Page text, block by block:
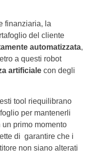
finanziaria, la
del cliente
automatizzata,
a questi robot
artificiale con degli
tool riequilibrano
per mantenerli
primo momento
di garantire che i
non siano alterati